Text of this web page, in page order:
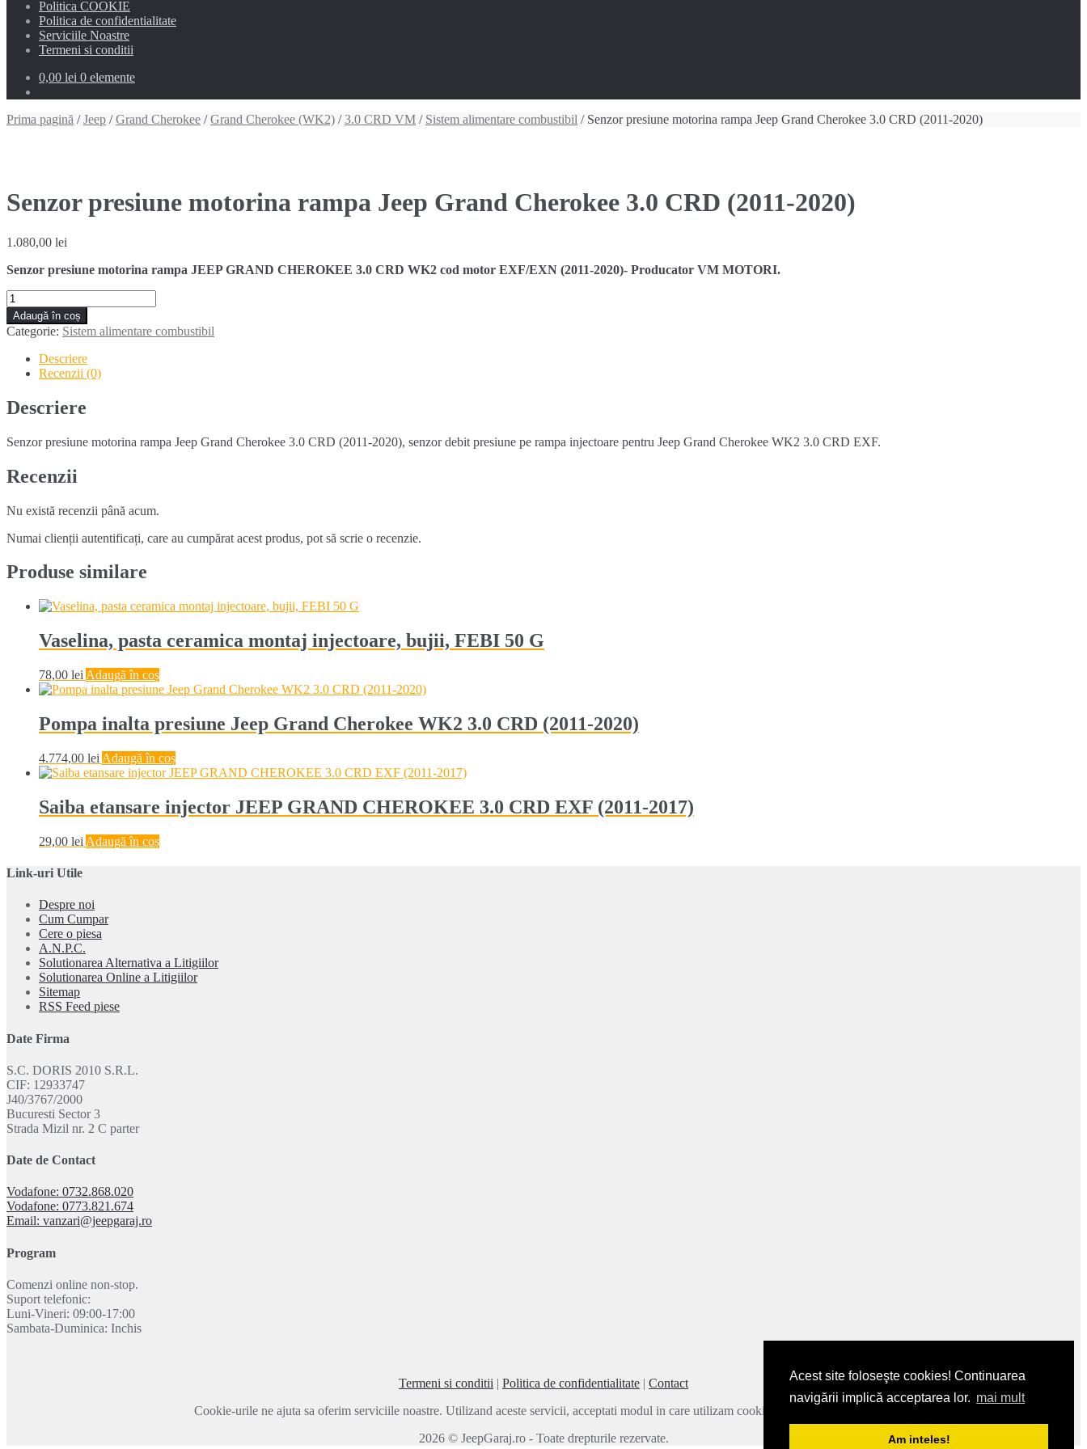
Acest site foloseşte cookies! Continuarea
navigării implică acceptarea lor. mai mult
Am inteles!
Politica COOKIE
Politica de confidentialitate
Serviciile Noastre
Termeni si conditii
0,00 lei 0 elemente
Prima pagină /Jeep /Grand Cherokee /Grand Cherokee (WK2) /3.0 CRD VM / Sistem alimentare combustibil / Senzor presiune motorina rampa Jeep Grand Cherokee 3.0 CRD (2011-2020)
Senzor presiune motorina rampa Jeep Grand Cherokee 3.0 CRD (2011-2020)
1.080,00 lei
Senzor presiune motorina rampa JEEP GRAND CHEROKEE 3.0 CRD WK2 cod motor EXF/EXN (2011-2020)- Producator VM MOTORI.
Cantitate
Senzor
presiune
motorina
rampa
Jeep
Cherokee
3.0
(2011-
Adaugă în coș
Categorie: Sistem alimentare combustibil
Descriere
Recenzii (0)
Descriere
Senzor presiune motorina rampa Jeep Grand Cherokee 3.0 CRD (2011-2020), senzor debit presiune pe rampa injectoare pentru Jeep Grand Cherokee WK2 3.0 CRD EXF.
Recenzii
Nu există recenzii până acum.
Numai clienții autentificați, care au cumpărat acest produs, pot să scrie o recenzie.
Produse similare
Vaselina, pasta ceramica montaj injectoare, bujii, FEBI 50 G
78,00 lei Adaugă în coș
Pompa inalta presiune Jeep Grand Cherokee WK2 3.0 CRD (2011-2020)
4.774,00 lei Adaugă în coș
Saiba etansare injector JEEP GRAND CHEROKEE 3.0 CRD EXF (2011-2017)
29,00 lei Adaugă în coș
Link-uri Utile
Despre noi
Cum Cumpar
Cere o piesa
A.N.P.C.
Solutionarea Alternativa a Litigiilor
Solutionarea Online a Litigiilor
Sitemap
RSS Feed piese
Date Firma
S.C. DORIS 2010 S.R.L.
CIF: 12933747
J40/3767/2000
Bucuresti Sector 3
Strada Mizil nr. 2 C parter
Date de Contact
Vodafone: 0732.868.020
Vodafone: 0773.821.674
Email: vanzari@jeepgaraj.ro
Program
Comenzi online non-stop.
Suport telefonic:
Luni-Vineri: 09:00-17:00
Sambata-Duminica: Inchis
Termeni si conditii | Politica de confidentialitate | Contact
Cookie-urile ne ajuta sa oferim serviciile noastre. Utilizand aceste servicii, acceptati modul in care utilizam cookie-urile.
2026 © JeepGaraj.ro - Toate drepturile rezervate.